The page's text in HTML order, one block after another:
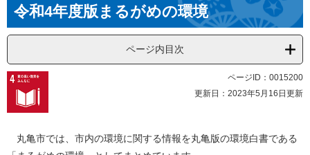
文令和4年度版まるがめの環境
ページ内目次
ページID：0015200
更新日：2023年5月16日更新
丸亀市では、市内の環境に関する情報を丸亀版の環境白書である